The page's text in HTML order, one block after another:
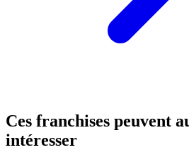
Ces franchises peuvent
intéresser